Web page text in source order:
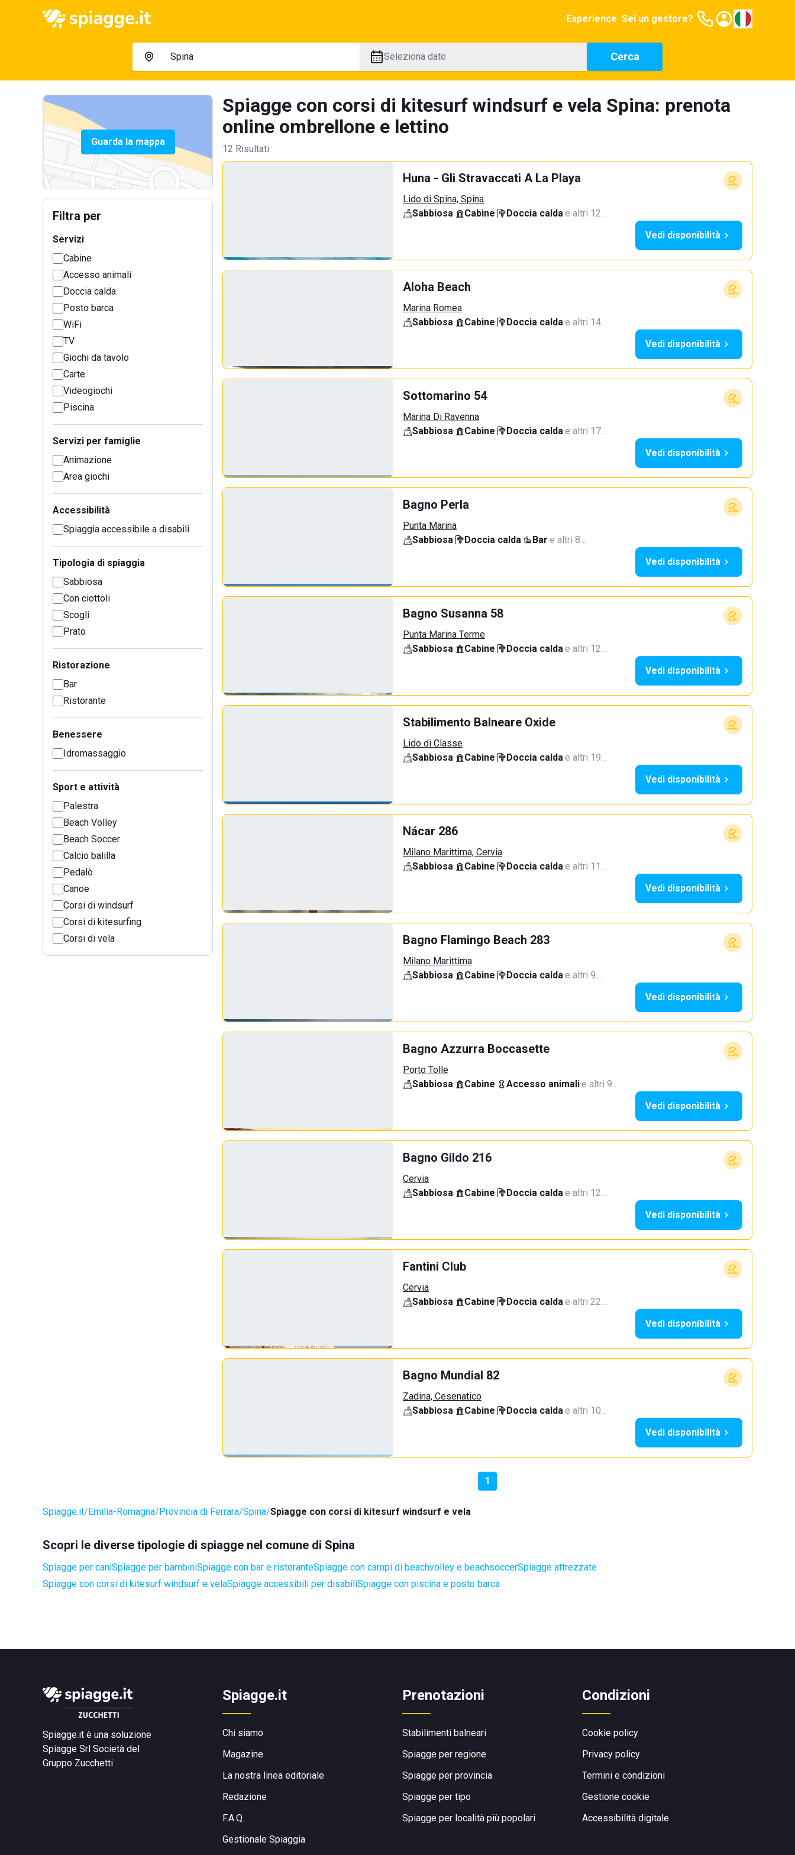
Experience Sei un gestore?
Seleziona date Cerca
Guarda la mappa
Filtra per
Servizi
Cabine
Accesso animali
Doccia calda
Posto barca
WiFi
TV
Giochi da tavolo
Carte
Videogiochi
Piscina
Servizi per famiglie
Animazione
Area giochi
Accessibilità
Spiaggia accessibile a disabili
Tipologia di spiaggia
Sabbiosa
Con ciottoli
Scogli
Prato
Ristorazione
Bar
Ristorante
Benessere
Idromassaggio
Sport e attività
Palestra
Beach Volley
Beach Soccer
Calcio balilla
Pedalò
Canoe
Corsi di windsurf
Corsi di kitesurfing
Corsi di vela
Spiagge con corsi di kitesurf windsurf e vela Spina: prenota
online ombrellone e lettino
12 Risultati
Huna - Gli Stravaccati A La Playa
Lido di Spina, Spina
Sabbiosa· Cabine· Doccia calda·e altri 12…
Vedi disponibilità
Aloha Beach
Marina Romea
Sabbiosa· Cabine· Doccia calda·e altri 14…
Vedi disponibilità
Sottomarino 54
Marina Di Ravenna
Sabbiosa· Cabine· Doccia calda·e altri 17…
Vedi disponibilità
Bagno Perla
Punta Marina
Sabbiosa· Doccia calda· Bar·e altri 8…
Vedi disponibilità
Bagno Susanna 58
Punta Marina Terme
Sabbiosa· Cabine· Doccia calda·e altri 12…
Vedi disponibilità
Stabilimento Balneare Oxide
Lido di Classe
Sabbiosa· Cabine· Doccia calda·e altri 19…
Vedi disponibilità
Nácar 286
Milano Marittima, Cervia
Sabbiosa· Cabine· Doccia calda·e altri 11…
Vedi disponibilità
Bagno Flamingo Beach 283
Milano Marittima
Sabbiosa· Cabine· Doccia calda·e altri 9…
Vedi disponibilità
Bagno Azzurra Boccasette
Porto Tolle
Sabbiosa· Cabine· Accesso animali·e altri 9…
Vedi disponibilità
Bagno Gildo 216
Cervia
Sabbiosa· Cabine· Doccia calda·e altri 12…
Vedi disponibilità
Fantini Club
Cervia
Sabbiosa· Cabine· Doccia calda·e altri 22…
Vedi disponibilità
Bagno Mundial 82
Zadina, Cesenatico
Sabbiosa· Cabine· Doccia calda·e altri 10…
Vedi disponibilità
1
Spiagge.it Emilia-Romagna Provincia di Ferrara Spina Spiagge con corsi di kitesurf windsurf e vela
Scopri le diverse tipologie di spiagge nel comune di Spina
Spiagge per caniSpiagge per bambiniSpiagge con bar e ristoranteSpiagge con campi di beachvolley e beachsoccerSpiagge attrezzate
Spiagge con corsi di kitesurf windsurf e velaSpiagge accessibili per disabiliSpiagge con piscina e posto barca
Spiagge.it è una soluzione
Spiagge Srl Società del
Gruppo Zucchetti
Spiagge.it
Chi siamo
Magazine
La nostra linea editoriale
Redazione
F.A.Q.
Gestionale Spiaggia
Prenotazioni
Stabilimenti balneari
Spiagge per regione
Spiagge per provincia
Spiagge per tipo
Spiagge per località più popolari
Condizioni
Cookie policy
Privacy policy
Termini e condizioni
Gestione cookie
Accessibilità digitale